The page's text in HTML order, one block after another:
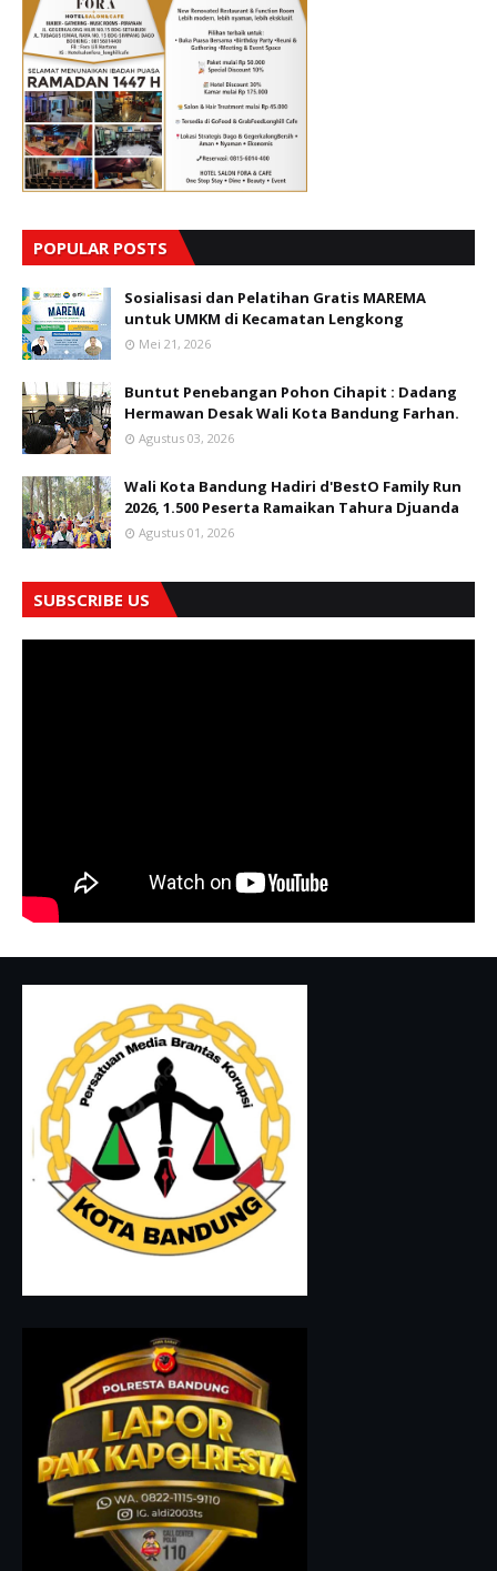
POPULAR POSTS
Sosialisasi dan Pelatihan Gratis MAREMA
untuk UMKM di Kecamatan Lengkong
Mei 21, 2026
Buntut Penebangan Pohon Cihapit : Dadang
Hermawan Desak Wali Kota Bandung Farhan.
Agustus 03, 2026
Wali Kota Bandung Hadiri d'BestO Family Run
2026, 1.500 Peserta Ramaikan Tahura Djuanda
Agustus 01, 2026
SUBSCRIBE US